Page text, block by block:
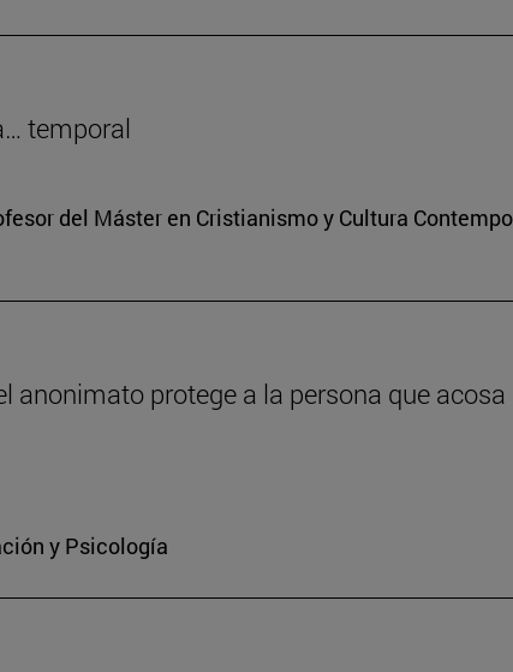
temporal
del Máster en Cristianismo y Cultura
anonimato protege a la persona que acosa
y Psicología